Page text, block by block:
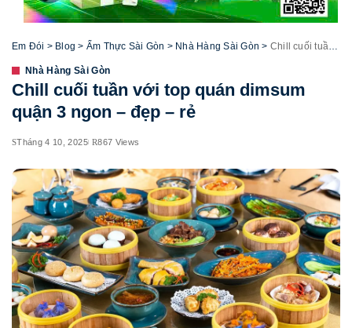
Em Đói > Blog > Ẩm Thực Sài Gòn > Nhà Hàng Sài Gòn > Chill cuối tuần với top quán dimsum quận 3 ngon – đẹp – rẻ
Nhà Hàng Sài Gòn
Chill cuối tuần với top quán dimsum
quận 3 ngon – đẹp – rẻ
Tháng 4 10, 2025 867 Views